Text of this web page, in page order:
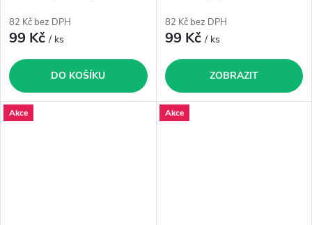
82 Kč bez DPH
99 Kč/ ks
DO KOŠÍKU
82 Kč bez DPH
99 Kč/ ks
ZOBRAZIT
Akce Akce